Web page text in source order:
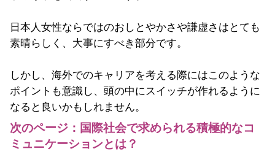
日本人女性ならではのおしとやかさや謙虚さはとても
素晴らしく、大事にすべき部分です。
しかし、海外でのキャリアを考える際にはこのような
ポイントも意識し、頭の中にスイッチが作れるように
なると良いかもしれません。
次のページ：国際社会で求められる積極的なコ
ミュニケーションとは？